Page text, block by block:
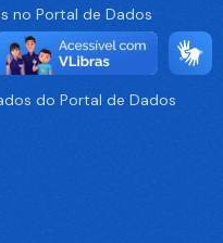
no Portal de Dados
do Recife
do Portal de Dados